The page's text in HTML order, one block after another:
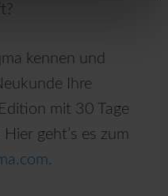
kennen und
Ihre
mit 30 Tage
geht’s es zum